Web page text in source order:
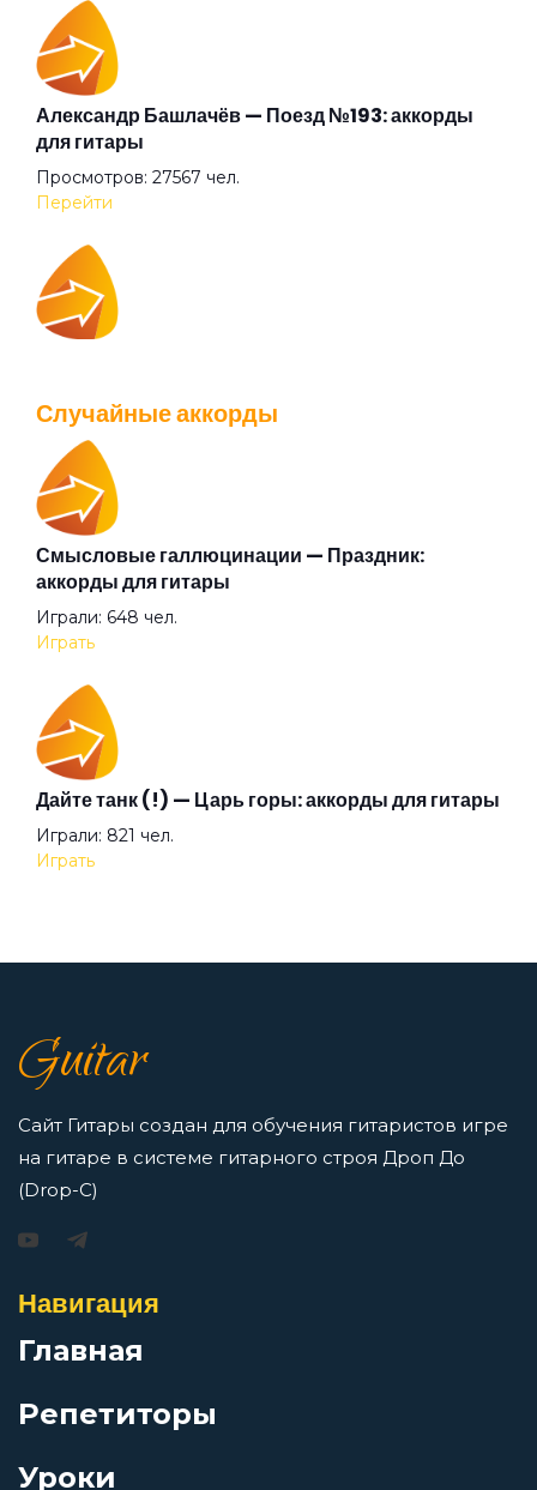
Облако
Оборотень
Окурки
Она не такая как все
Отец
Память
Плюшевая
Под цыганским солнцем
Подорожник
Поезд
Ранен
Русская
Северная страна (feat. Oxxxymiron)
Александр Башлачёв — Поезд №193: аккорды
для гитары
Просмотров: 27567 чел.
Перейти
Перейти
Валентин Стрыкало — Gay porn: аккорды для
гитары
Просмотров: 25700 чел.
Аккорды для начинающих играть на гитаре —
легкие и простые песни на гитаре
Просмотров: 23279 чел.
Перейти
Просмотров: 16424 чел.
Перейти
Игорь Растеряев — Безрукавочка: аккорды для
Просмотров: 15197 чел.
Случайные аккорды
Смысловые галлюцинации — Праздник:
аккорды для гитары
Играли: 648 чел.
Играть
Дайте танк (!) — Царь горы: аккорды для гитары
Играли: 821 чел.
Играть
Guitar
Сайт Гитары создан для обучения гитаристов игре
на гитаре в системе гитарного строя Дроп До
(Drop-C)
Навигация
Главная
Репетиторы
Уроки